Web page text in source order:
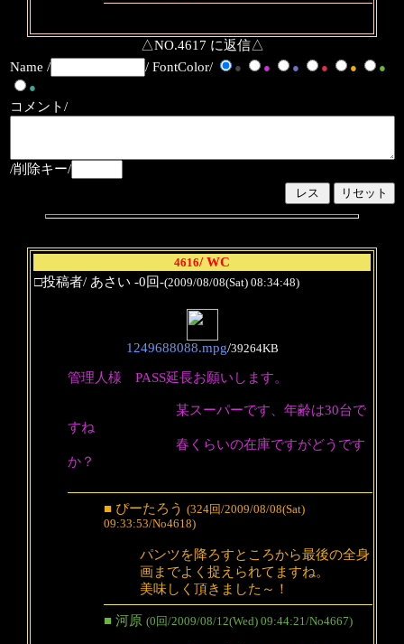
△NO.4617 に返信△
Name /
/ FontColor/ ● ● ● ● ●
●
●
コメント/
/削除キー/
4616/ WC
□投稿者/ あさい -0回-(2009/08/08(Sat) 08:34:48)
1249688088.mpg/39264KB
管理人様 PASS延長お願いします。
某スーパーです、年齢は30台で
すね
春くらいの在庫ですがどうです
か？
■ ぴーたろう (324回/2009/08/08(Sat)
09:33:53/No4618)
パンツを降ろすところから最後の全身
画までよく捉えられてますね。
美味しく頂きました～！
■ 河原 (0回/2009/08/12(Wed) 09:44:21/No4667)